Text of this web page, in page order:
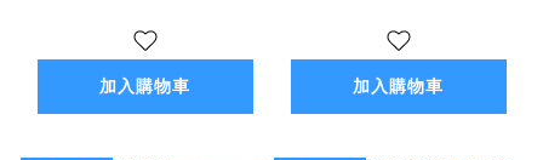
加入購物車 加入購物車